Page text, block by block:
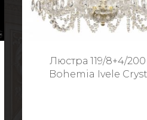
Люстра 119/8+4/200
Bohemia Ivele
Кол-во ламп:
Диаметр: 58